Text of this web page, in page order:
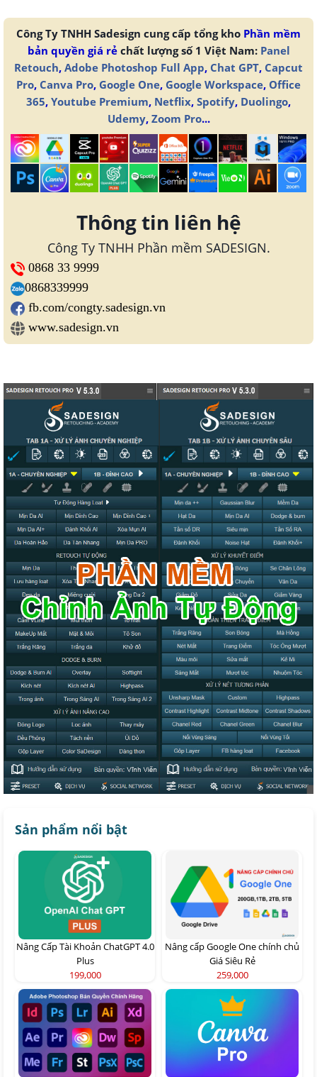
Công Ty TNHH Sadesign cung cấp tổng kho Phần mềm
bản quyền giá rẻchất lượng số 1 Việt Nam: Panel
Retouch, Adobe Photoshop Full App, Chat GPT, Capcut
Pro, Canva Pro, Google One, Google Workspace, Office
365, Youtube Premium, Netflix, Spotify, Duolingo,
Udemy, Zoom Pro...
Thông tin liên hệ
Công Ty TNHH Phần mềm SADESIGN.
0868 33 9999
0868339999
fb.com/congty.sadesign.vn
www.sadesign.vn
Sản phẩm nổi bật
Nâng Cấp Tài Khoản ChatGPT 4.0
Plus
199,000
Nâng cấp Google One chính chủ
Giá Siêu Rẻ
259,000